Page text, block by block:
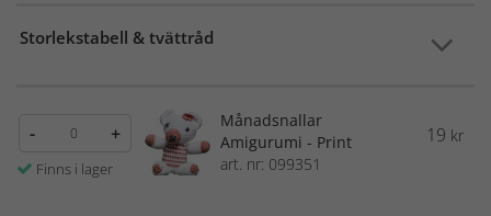
Storlekstabell & tvättråd
- +
Finns i lager
Månadsnallar
Amigurumi - Print
art. nr: 099351
19 kr